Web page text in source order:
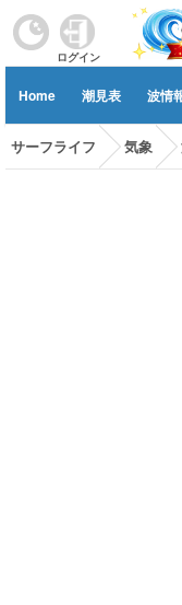
ログイン
Home 潮見表 波情
サーフライフ 気象